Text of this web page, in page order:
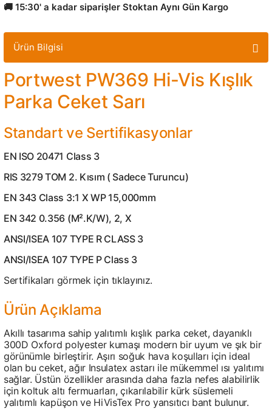
🚚 15:30' a kadar siparişler Stoktan Aynı Gün Kargo
Ürün Bilgisi
Portwest PW369 Hi-Vis Kışlık
Parka Ceket Sarı
Standart ve Sertifikasyonlar
EN ISO 20471 Class 3
RIS 3279 TOM 2. Kısım ( Sadece Turuncu)
EN 343 Class 3:1 X WP 15,000mm
EN 342 0.356 (M².K/W), 2, X
ANSI/ISEA 107 TYPE R CLASS 3
ANSI/ISEA 107 TYPE P Class 3
Sertifikaları görmek için tıklayınız.
Ürün Açıklama
Akıllı tasarıma sahip yalıtımlı kışlık parka ceket, dayanıklı
300D Oxford polyester kumaşı modern bir uyum ve şık bir
görünümle birleştirir. Aşırı soğuk hava koşulları için ideal
olan bu ceket, ağır Insulatex astarı ile mükemmel ısı yalıtımı
sağlar. Üstün özellikler arasında daha fazla nefes alabilirlik
için koltuk altı fermuarları, çıkarılabilir kürk süslemeli
yalıtımlı kapüşon ve HiVisTex Pro yansıtıcı bant bulunur.